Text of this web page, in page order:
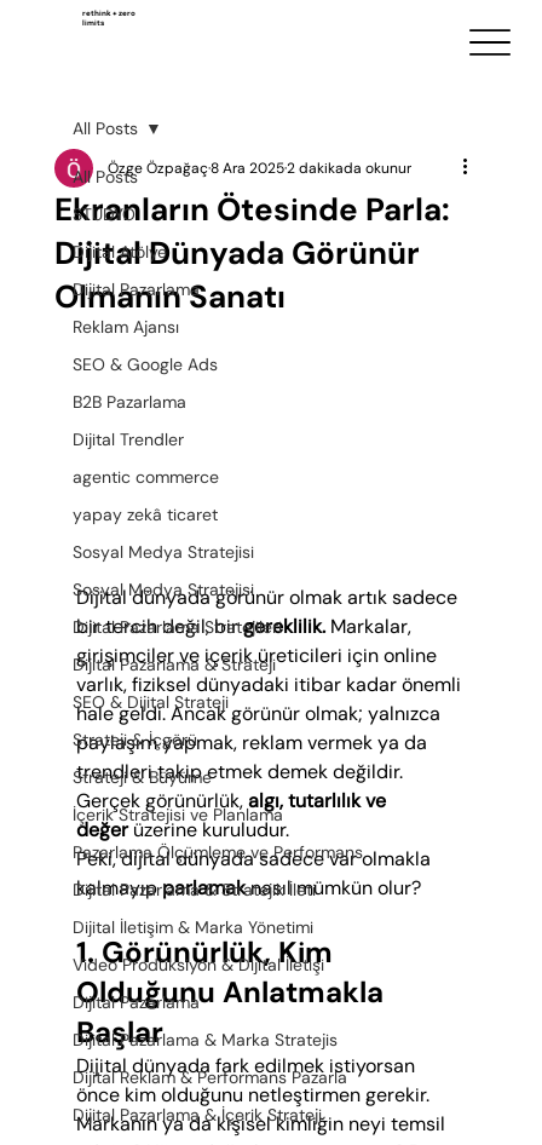
rethink + zero
limits
All Posts
STÜDYO
Dijital Atölye
Dijital Pazarlama
Reklam Ajansı
SEO & Google Ads
B2B Pazarlama
Dijital Trendler
agentic commerce
yapay zekâ ticaret
Sosyal Medya Stratejisi
Sosyal Medya Stratejisi
Dijital Pazarlama Stratejileri
Dijital Pazarlama & Strateji
SEO & Dijital Strateji
Strateji & İçgörü
Strateji & Büyüme
İçerik Stratejisi ve Planlama
Pazarlama Ölçümleme ve Performans
Dijital Pazarlama & Stratejik İleti
Dijital İletişim & Marka Yönetimi
Video Prodüksiyon & Dijital İletişi
Dijital Pazarlama
Dijital Pazarlama & Marka Stratejis
Dijital Reklam & Performans Pazarla
Dijital Pazarlama & İçerik Strateji
All Posts
Ekranların Ötesinde Parla:
Dijital Dünyada Görünür
Olmanın Sanatı
Özge Özpağaç8 Ara 20252 dakikada okunur
Dijital dünyada görünür olmak artık sadece
bir tercih değil, bir gereklilik. Markalar,
girişimciler ve içerik üreticileri için online
varlık, fiziksel dünyadaki itibar kadar önemli
hale geldi. Ancak görünür olmak; yalnızca
paylaşım yapmak, reklam vermek ya da
trendleri takip etmek demek değildir.
Gerçek görünürlük, algı, tutarlılık ve
değer üzerine kuruludur.
Peki, dijital dünyada sadece var olmakla
kalmayıp parlamak nasıl mümkün olur?
1. Görünürlük, Kim
Olduğunu Anlatmakla
Başlar
Dijital dünyada fark edilmek istiyorsan
önce kim olduğunu netleştirmen gerekir.
Markanın ya da kişisel kimliğin neyi temsil